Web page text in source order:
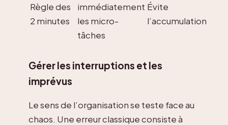
Règle des
2 minutes
immédiatement
les micro-
tâches
Évite
l’accumulation
Gérer les interruptions et les
imprévus
Le sens de l’organisation se teste face au
chaos. Une erreur classique consiste à